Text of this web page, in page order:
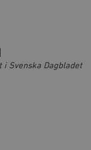
Svenska Dagbladet